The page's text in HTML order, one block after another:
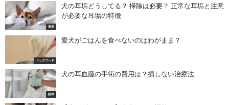
病気
犬の耳垢どうしてる？ 掃除は必要？ 正常な耳垢と注意
が必要な耳垢の特徴
ドッグフード
愛犬がごはんを食べないのはわがまま？
病気
犬の耳血腫の手術の費用は？損しない治療法